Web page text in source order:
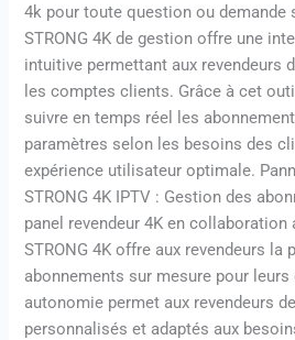
4k pour toute question ou demande
STRONG 4K de gestion offre une
intuitive permettant aux revendeurs
les comptes clients. Grâce à cet
suivre en temps réel les
paramètres selon les besoins des
expérience utilisateur optimale.
STRONG 4K IPTV : Gestion des
panel revendeur 4K en
STRONG 4K offre aux revendeurs
abonnements sur mesure pour
autonomie permet aux revendeurs
personnalisés et adaptés aux